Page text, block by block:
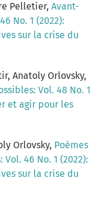
Pelletier, Avant-
No. 1 (2022):
sur la crise du
Anatoly Orlovsky,
Vol. 48 No. 1
et agir pour les
Orlovsky, Poèmes
Vol. 46 No. 1 (2022):
sur la crise du